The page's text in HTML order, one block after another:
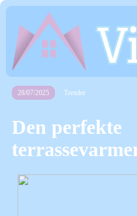
28/07/2025 Trender
Den perfekte